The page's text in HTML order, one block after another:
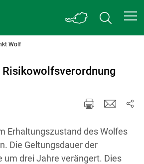
Wolf
Risikowolfsverordnung
Erhaltungszustand des Wolfes
Die Geltungsdauer der
um drei Jahre verängert. Dies